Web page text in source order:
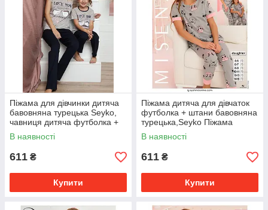
Піжама для дівчинки дитяча
бавовняна турецька Seyko,
чавниця дитяча футболка +
штани для дівчаток 40833 К
В наявності
611 ₴
Купити
Піжама дитяча для дівчаток
футболка + штани бавовняна
турецька,Seyko Піжама
дитяча для дівчаток із
кішками 7006К
В наявності
611 ₴
Купити